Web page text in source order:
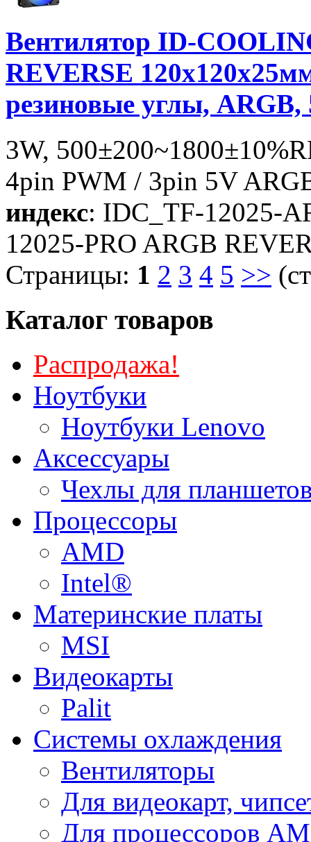
Вентилятор ID-
REVERSE
резиновые углы,
3W,
4pin PWM / 3pin 5V
индекс: IDC_TF-12025-
12025-PRO ARGB
Страницы: 1 2 3 4 5 >>
Каталог товаров
Распродажа!
Ноутбуки
Ноутбуки Lenovo
Аксессуары
Чехлы для
Процессоры
AMD
Intel®
Материнские платы
MSI
Видеокарты
Palit
Системы охлаждения
Вентиляторы
Для видеокарт,
Для процессоров